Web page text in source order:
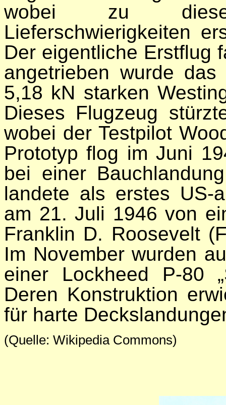
wobei zu
Lieferschwierigkeiten
Der eigentliche Erstflug
angetrieben wurde
5,18 kN starken
Dieses Flugzeug
wobei der Testpilot
Prototyp flog im Juni
bei einer
landete als erstes US-
am 21. Juli 1946 von
Franklin D. Roosevelt
Im November wurden
einer Lockheed P-80
Deren Konstruktion
für harte
(Quelle: Wikipedia Commons)